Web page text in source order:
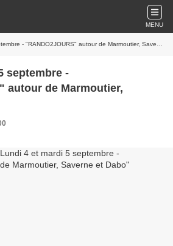
MENU
- "RANDO2JOURS" autour de Marmoutier, Saverne et Dabo
septembre -
autour de Marmoutier,